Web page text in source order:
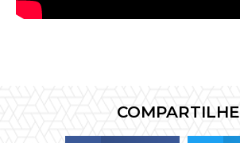
COMPARTILHE